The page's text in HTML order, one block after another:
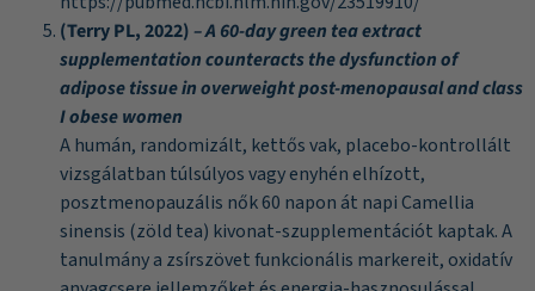
(Terry PL, 2022)– A 60-day green tea extract
supplementation counteracts the dysfunction of
adipose tissue in overweight post-menopausal and class
I obese women
A humán, randomizált, kettős vak, placebo-kontrollált
vizsgálatban túlsúlyos vagy enyhén elhízott,
posztmenopauzális nők 60 napon át napi Camellia
sinensis (zöld tea) kivonat-szupplementációt kaptak. A
tanulmány a zsírszövet funkcionális markereit, oxidatív